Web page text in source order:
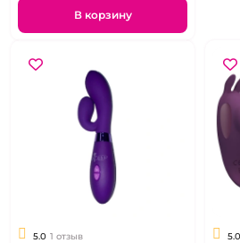
В корзину
5.0 1 отзыв 5.0